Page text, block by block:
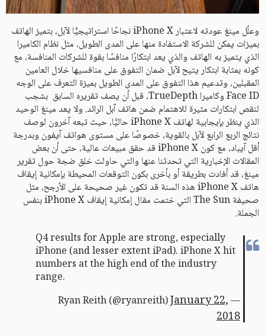
وعلّل مينغ عودته لاعتبار iPhone X نجاحًا استراتيجيًّا لآبل، بتميز الهاتف
بميزات يمكن للشركة الاستفادة منها على المدى الطويل، مثل نظام الكاميرا
الذي يتميز به الهاتف والذي يعد ابتكارًا منافسًا بقوة للشركات المنافسة، مع
كونه بمثابة ابتكار يتيح لآبل ضمان التفوق على منافسيها خلال العامين
المقبلين، وتدعيم هذا التفوق على المدى الطويل بميزة التعرف على الوجه
Face ID وكاميرا TrueDepth، قبل أن يصف تقريره السابق بشجب
لنقص ابتكارات مثيرة للاهتمام ضمن هاتف آبل الرائد. ولا يعد مينغ الوحيد
الذي ينظر بإيجابية لهاتف iPhone X حاليًّا، حيث تبعه آخرون لوصف
نتائج الربع الرابع لآبل بالقوية، خصوصًا على مستوى هواتف آيفون وبدرجة
أقل آيباد، مع كون iPhone X قد حقق مبيعات عالية، حتى أن بعض
المقالات الإخبارية التي تحدثنا عنها والتي حاولت خلق ضجة حول تقرير
مينغ، قد أفادت بطريقة أو بأخرى بكون التوقعات المحيطة بإمكانية إيقاف
هاتف iPhone X هذه السنة قد تكون غير صحيحة على الأرجح، مثل
صحيفة The Sun التي ختمت مقال إمكانية إيقاف iPhone X بنفس
الجملة.
Q4 results for Apple are strong, especially
iPhone (and lesser extent iPad). iPhone X hit
numbers at the high end of the industry
range.
— Ryan Reith (@ryanreith)
January 22,
2018